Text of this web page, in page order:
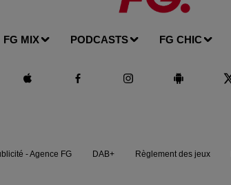
FG MIX PODCASTS FG CHIC
- Agence FG DAB+ Règlement des jeux